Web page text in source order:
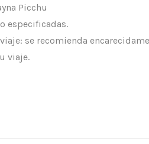
Picchu
especificadas.
se recomienda
viaje.